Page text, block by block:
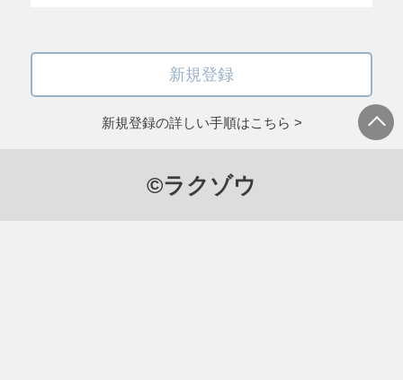
新規登録
新規登録の詳しい手順はこちら >
©ラクゾウ